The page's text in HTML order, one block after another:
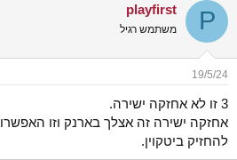
P
playfirst
משתמש רגיל
19/5/24
3 זו לא אחזקה ישירה.
אחזקה ישירה זה אצלך בארנק וזו
להחזיק ביטקוין.